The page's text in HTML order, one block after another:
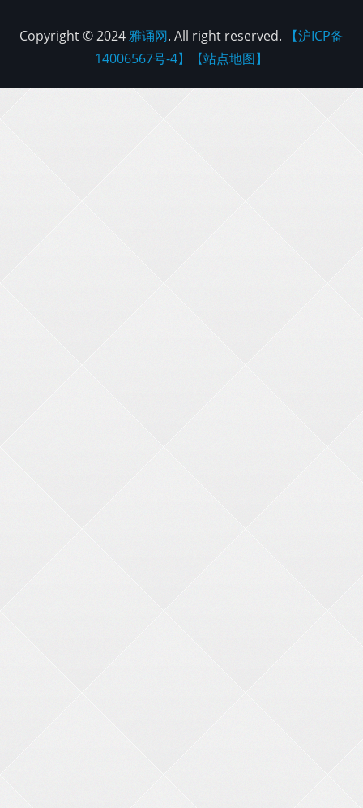
Copyright © 2024雅诵网. All right reserved.
【沪ICP备
14006567号-4】
【站点地图】